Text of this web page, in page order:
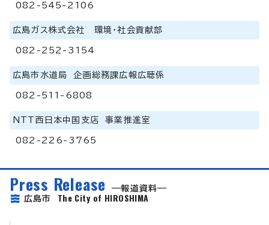
082-545-2106
広島ガス株式会社 環境・社会貢献部
082-252-3154
広島市水道局 企画総務課広報広聴係
082-511-6808
NTT西日本中国支店 事業推進室
082-226-3765
Press Release
報道資料
広島市 The City of HIROSHIMA